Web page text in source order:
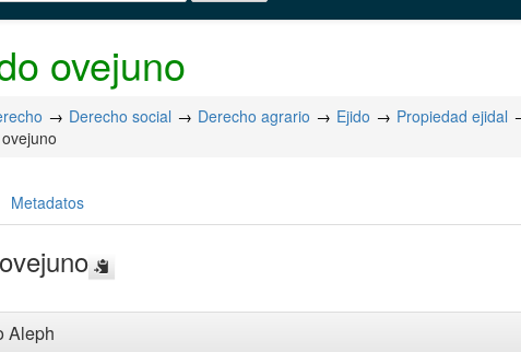
ovejuno
Derecho social Derecho agrario Ejido Propiedad ejidal
Metadatos
Aleph